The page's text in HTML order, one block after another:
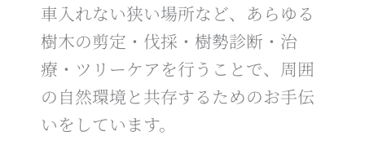
車入れない狭い場所など、あらゆる
樹木の剪定・伐採・樹勢診断・治
療・ツリーケアを行うことで、周囲
の自然環境と共存するためのお手伝
いをしています。